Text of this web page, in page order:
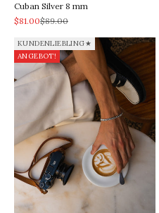
Cuban Silver 8 mm
REA-pris
$81.00Pris
$89.00
KUNDENLIEBLING★
ANGEBOT!